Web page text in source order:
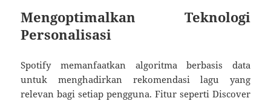
Mengoptimalkan Teknologi
Personalisasi
Spotify memanfaatkan algoritma berbasis data
untuk menghadirkan rekomendasi lagu yang
relevan bagi setiap pengguna. Fitur seperti Discover